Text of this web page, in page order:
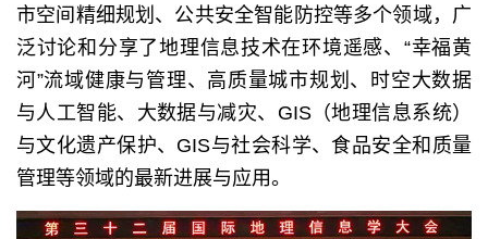
市空间精细规划、公共安全智能防控等多个领域，广
泛讨论和分享了地理信息技术在环境遥感、“幸福黄
河”流域健康与管理、高质量城市规划、时空大数据
与人工智能、大数据与减灾、GIS（地理信息系统）
与文化遗产保护、GIS与社会科学、食品安全和质量
管理等领域的最新进展与应用。